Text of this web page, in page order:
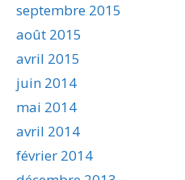
septembre 2015
août 2015
avril 2015
juin 2014
mai 2014
avril 2014
février 2014